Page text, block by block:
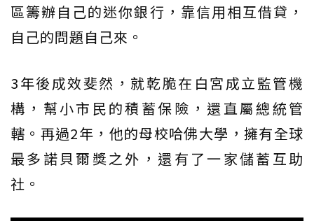
區籌辦自己的迷你銀行，靠信用相互借貸，
自己的問題自己來。
3年後成效斐然，就乾脆在白宮成立監管機
構，幫小市民的積蓄保險，還直屬總統管
轄。再過2年，他的母校哈佛大學，擁有全球
最多諾貝爾獎之外，還有了一家儲蓄互助
社。